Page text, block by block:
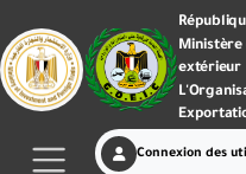
extérieur
Connexion des